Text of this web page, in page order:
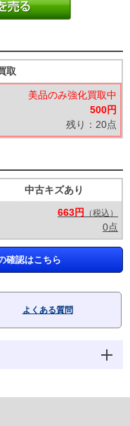
取
美品のみ強化買取中
500円
残り：20点
中古キズあり
663円
（税込）
0点
確認はこちら
よくある質問